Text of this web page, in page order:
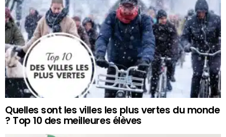
Quelles sont les villes les plus vertes du monde
? Top 10 des meilleures élèves